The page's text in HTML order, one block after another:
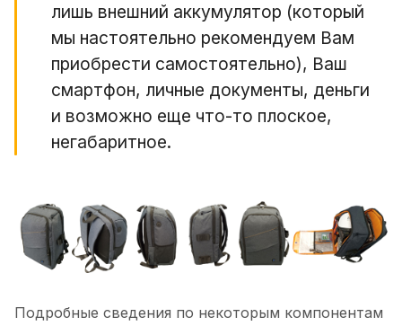
лишь внешний аккумулятор (который
мы настоятельно рекомендуем Вам
приобрести самостоятельно), Ваш
смартфон, личные документы, деньги
и возможно еще что-то плоское,
негабаритное.
Подробные сведения по некоторым компонентам